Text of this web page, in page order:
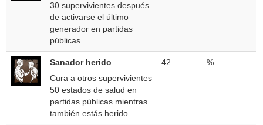
30 supervivientes después
de activarse el último
generador en partidas
públicas.
Sanador herido
Cura a otros supervivientes
50 estados de salud en
partidas públicas mientras
también estás herido.
42 %